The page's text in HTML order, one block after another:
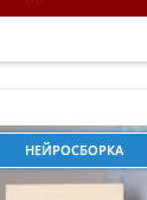
НЕЙРОСБОРКА